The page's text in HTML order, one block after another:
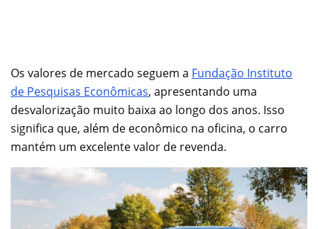
Os valores de mercado seguem a Fundação Instituto
de Pesquisas Econômicas, apresentando uma
desvalorização muito baixa ao longo dos anos. Isso
significa que, além de econômico na oficina, o carro
mantém um excelente valor de revenda.